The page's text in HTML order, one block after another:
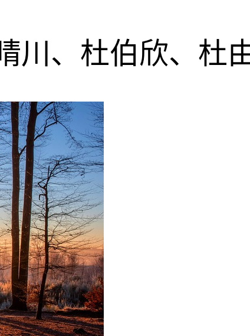
川、杜伯欣、杜